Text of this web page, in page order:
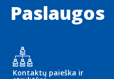
Paslaugos
Kontaktų paieška ir